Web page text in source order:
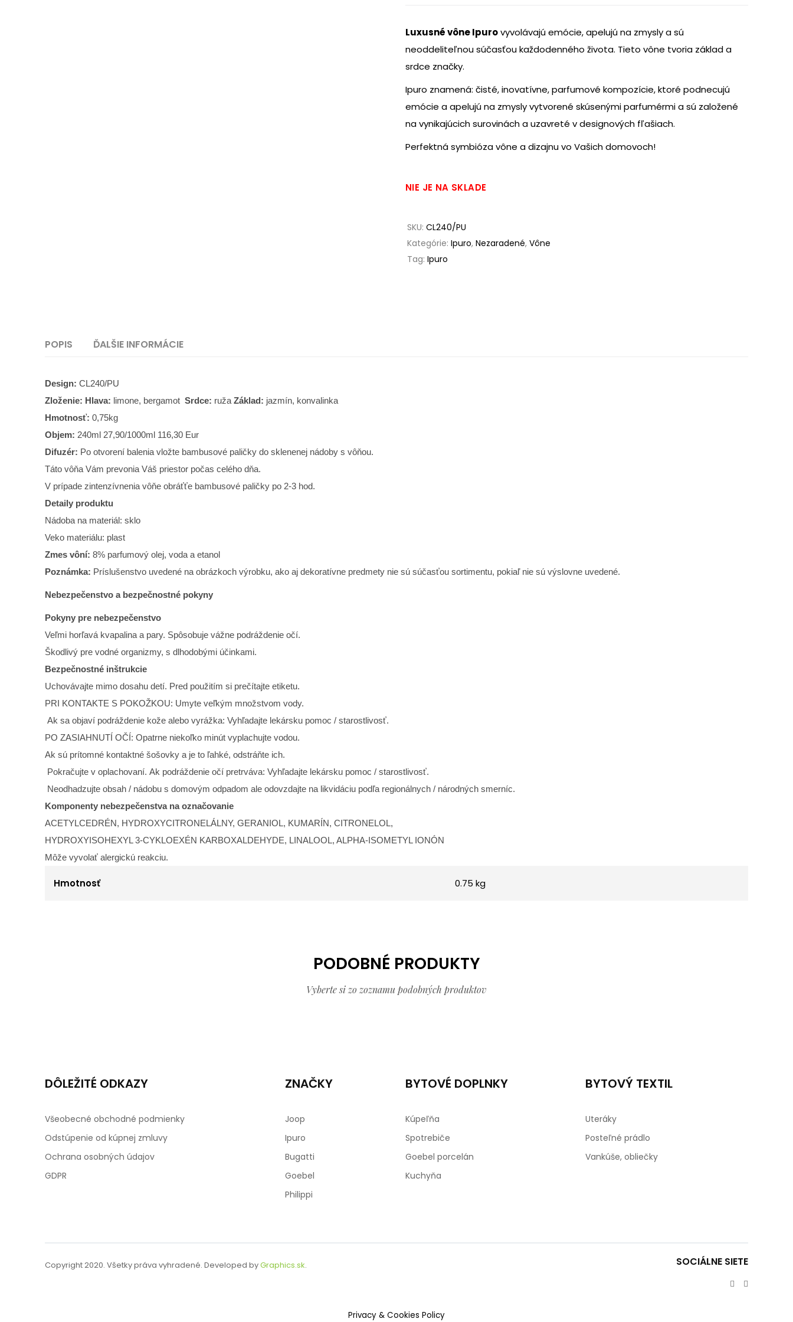
Luxusné vône Ipurovyvolávajú emócie, apelujú na zmysly a sú
neoddeliteľnou súčasťou každodenného života. Tieto vône tvoria základ a
srdce značky.
Ipuro znamená: čisté, inovatívne, parfumové kompozície, ktoré podnecujú
emócie a apelujú na zmysly vytvorené skúsenými parfumérmi a sú založené
na vynikajúcich surovinách a uzavreté v designových fľašiach.
Perfektná symbióza vône a dizajnu vo Vašich domovoch!
NIE JE NA SKLADE
SKU: CL240/PU
Kategórie: Ipuro, Nezaradené, Vône
Tag: Ipuro
POPIS ĎALŠIE INFORMÁCIE
Design: CL240/PU
Zloženie: Hlava: limone, bergamot Srdce: ruža Základ: jazmín, konvalinka
Hmotnosť: 0,75kg
Objem: 240ml 27,90/1000ml 116,30 Eur
Difuzér: Po otvorení balenia vložte bambusové paličky do sklenenej nádoby s vôňou.
Táto vôňa Vám prevonia Váš priestor počas celého dňa.
V prípade zintenzívnenia vôňe obráťťe bambusové paličky po 2-3 hod.
Detaily produktu
Nádoba na materiál: sklo
Veko materiálu: plast
Zmes vôní: 8% parfumový olej, voda a etanol
Poznámka: Príslušenstvo uvedené na obrázkoch výrobku, ako aj dekoratívne predmety nie sú súčasťou sortimentu, pokiaľ nie sú výslovne uvedené.
Nebezpečenstvo a bezpečnostné pokyny
Pokyny pre nebezpečenstvo
Veľmi horľavá kvapalina a pary. Spôsobuje vážne podráždenie očí.
Škodlivý pre vodné organizmy, s dlhodobými účinkami.
Bezpečnostné inštrukcie
Uchovávajte mimo dosahu detí. Pred použitím si prečítajte etiketu.
PRI KONTAKTE S POKOŽKOU: Umyte veľkým množstvom vody.
Ak sa objaví podráždenie kože alebo vyrážka: Vyhľadajte lekársku pomoc / starostlivosť.
PO ZASIAHNUTÍ OČÍ: Opatrne niekoľko minút vyplachujte vodou.
Ak sú prítomné kontaktné šošovky a je to ľahké, odstráňte ich.
Pokračujte v oplachovaní. Ak podráždenie očí pretrváva: Vyhľadajte lekársku pomoc / starostlivosť.
Neodhadzujte obsah / nádobu s domovým odpadom ale odovzdajte na likvidáciu podľa regionálnych / národných smerníc.
Komponenty nebezpečenstva na označovanie
ACETYLCEDRÉN, HYDROXYCITRONELÁLNY, GERANIOL, KUMARÍN, CITRONELOL,
HYDROXYISOHEXYL 3-CYKLOEXÉN KARBOXALDEHYDE, LINALOOL, ALPHA-ISOMETYL IONÓN
Môže vyvolať alergickú reakciu.
Hmotnosť 0.75 kg
PODOBNÉ PRODUKTY
Vyberte si zo zoznamu podobných produktov
DÔLEŽITÉ ODKAZY
Všeobecné obchodné podmienky
Odstúpenie od kúpnej zmluvy
Ochrana osobných údajov
GDPR
ZNAČKY
Joop
Ipuro
Bugatti
Goebel
Philippi
BYTOVÉ DOPLNKY
Kúpeľňa
Spotrebiče
Goebel porcelán
Kuchyňa
BYTOVÝ TEXTIL
Uteráky
Posteľné prádlo
Vankúše, obliečky
Copyright 2020. Všetky práva vyhradené. Developed byGraphics.sk. SOCIÁLNE SIETE
Privacy & Cookies Policy